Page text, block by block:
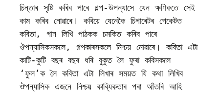
চিন্তাৰ সৃষ্টি কৰিব পাৰে গল্প-উপন্যাসে যেন ক্ষণিকতে সেই
কাম কৰিব নোৱাৰে। কবিয়ে যেনেকৈ চিগাৰেটৰ পেকেটত
কবিতা, গান লিখি পাঠকক চমকিত কৰিব পাৰে
ঔপন্যাসিকসকলে, গল্পকাৰসকলে নিশ্চয় নোৱাৰে। কবিতা এটা
কাটি-কুটি বছৰ বছৰ ধৰি বুকুত লৈ ফুৰা কবিসকলে
‘ফুল’ক লৈ কবিতা এটা লিখাৰ সময়ত যি কথা লিখিব
ঔপন্যাসিক এজনে নিশ্চয় কাব্যিকতাৰ পৰা আঁতৰি আহি